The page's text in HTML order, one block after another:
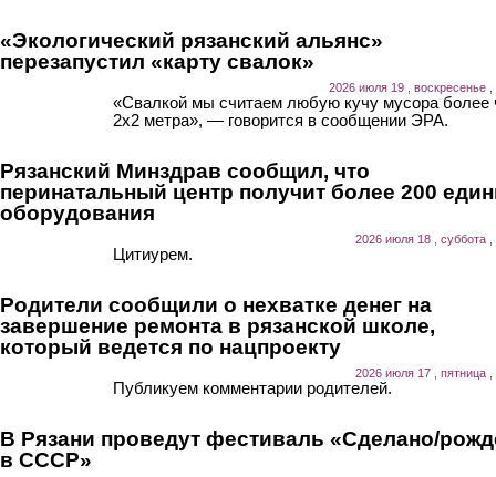
«Экологический рязанский альянс»
перезапустил «карту свалок»
2026 июля 19 , воскресенье ,
«Свалкой мы считаем любую кучу мусора более
2х2 метра», — говорится в сообщении ЭРА.
Рязанский Минздрав сообщил, что
перинатальный центр получит более 200
оборудования
2026 июля 18 , суббота ,
Цитиурем.
Родители сообщили о нехватке денег на
завершение ремонта в рязанской школе,
который ведется по нацпроекту
2026 июля 17 , пятница ,
Публикуем комментарии родителей.
В Рязани проведут фестиваль «Сделано/
в СССР»